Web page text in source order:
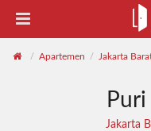
/ Apartemen / Jakarta
Jakarta